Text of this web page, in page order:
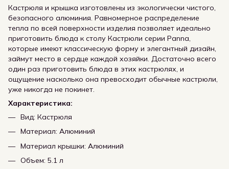
Кастрюля и крышка изготовлены из экологически чистого,
безопасного алюминия. Равномерное распределение
тепла по всей поверхности изделия позволяет идеально
приготовить блюда к столу Кастрюли серии Panna,
которые имеют классическую форму и элегантный дизайн,
займут место в сердце каждой хозяйки. Достаточно всего
один раз приготовить блюда в этих кастрюлях, и
ощущение насколько она превосходит обычные кастрюли,
уже никогда не покинет.
Характеристика:
Вид: Кастрюля
Материал: Алюминий
Материал крышки: Алюминий
Объем: 5.1 л